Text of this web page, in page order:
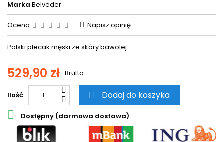
Marka Belveder
Ocena Napisz opinię
Polski plecak męski ze skóry bawolej.
529,90 zł Brutto
Ilość  Dodaj do koszyka
 Dostępny (darmowa dostawa)